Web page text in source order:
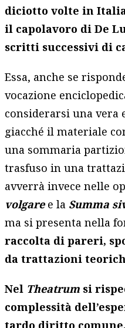
diciotto volte in
il capolavoro di De
scritti successivi di
Essa, anche se
vocazione
considerarsi una vera
giacché il materiale
una sommaria
trasfuso in una
avverrà invece nelle
volgare e la Summa
ma si presenta nella
raccolta di pareri,
da trattazioni
Nel Theatrum si
complessità
tardo diritto